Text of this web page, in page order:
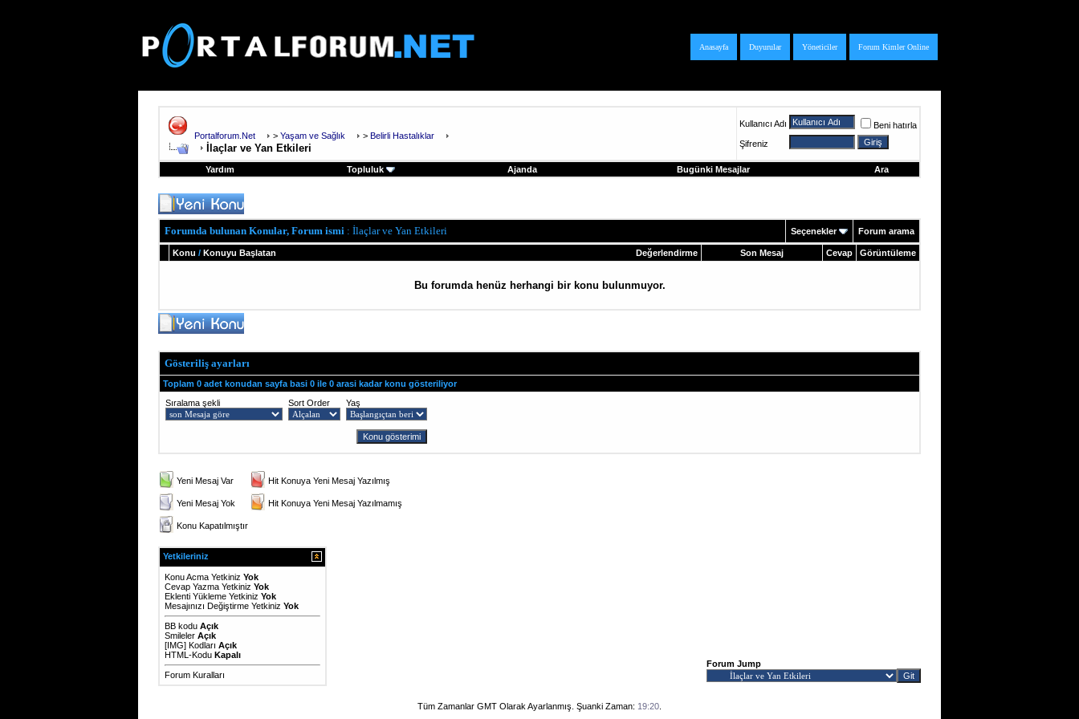
Forum Kimler Online
Yöneticiler
Duyurular
Anasayfa
Portalforum.Net > Yaşam ve Sağlık > Belirli Hastalıklar
İlaçlar ve Yan Etkileri
Kullanıcı Adı
Beni hatırla
Şifreniz
Yardım Topluluk Ajanda Bugünki Mesajlar Ara
Forumda bulunan Konular, Forum ismi : İlaçlar ve Yan Etkileri Seçenekler Forum arama
Değerlendirme
Konu / Konuyu Başlatan Son Mesaj Cevap Görüntüleme
Bu forumda henüz herhangi bir konu bulunmuyor.
Gösteriliş ayarları
Toplam 0 adet konudan sayfa basi 0 ile 0 arasi kadar konu gösteriliyor
Sıralama şekli
Sort Order Yaş
Yeni Mesaj Var Hit Konuya Yeni Mesaj Yazılmış
Yeni Mesaj Yok Hit Konuya Yeni Mesaj Yazılmamış
Konu Kapatılmıştır
Yetkileriniz
Konu Acma Yetkiniz Yok
Cevap Yazma Yetkiniz Yok
Eklenti Yükleme Yetkiniz Yok
Mesajınızı Değiştirme Yetkiniz Yok
BB kodu Açık
Smileler Açık
[IMG] Kodları Açık
HTML-Kodu Kapalı
Forum Kuralları
Forum Jump
Tüm Zamanlar GMT Olarak Ayarlanmış. Şuanki Zaman: 19:20